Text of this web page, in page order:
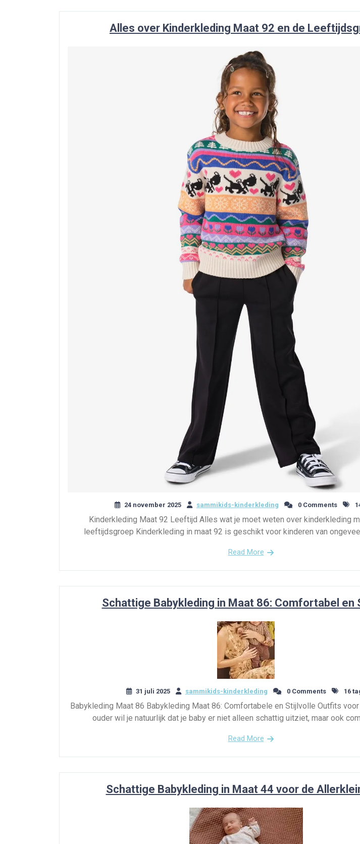
Alles over Kinderkleding Maat 92 en de
24 november 2025 sammikids-kinderkleding 0 Comments
Kinderkleding Maat 92 Leeftijd Alles wat je moet weten over kinderkleding
leeftijdsgroep Kinderkleding in maat 92 is geschikt voor kinderen van
Read More
Schattige Babykleding in Maat 86: Comfortabel en
31 juli 2025 sammikids-kinderkleding 0 Comments 16
Babykleding Maat 86 Babykleding Maat 86: Comfortabele en Stijlvolle Outfits
ouder wil je natuurlijk dat je baby er niet alleen schattig uitziet, maar ook
Read More
Schattige Babykleding in Maat 44 voor de